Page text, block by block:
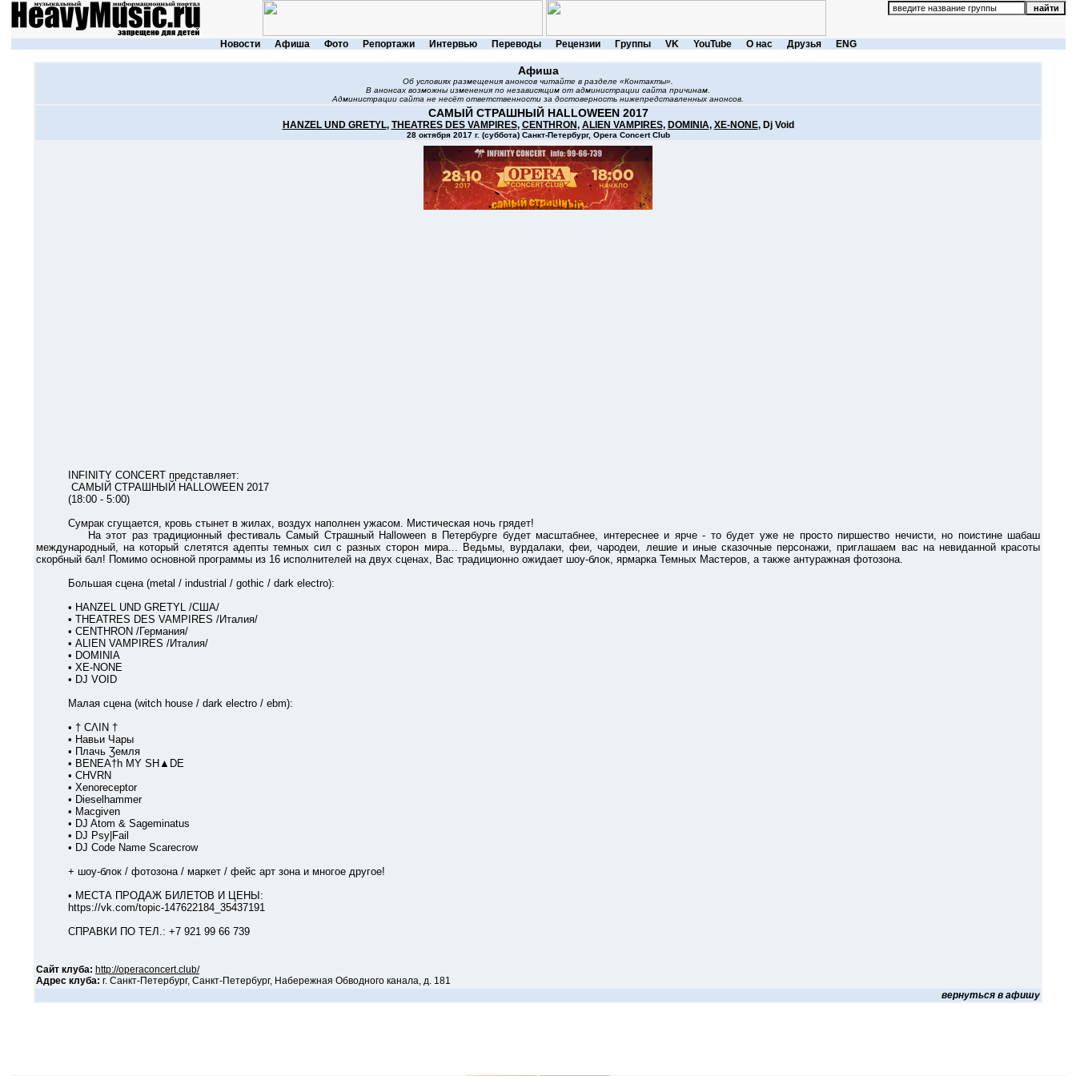
Новости Афиша Фото Репортажи Интервью Переводы Рецензии Группы VK YouTube О нас Друзья ENG
Афиша
Об условиях размещения анонсов читайте в разделе «Контакты».
В анонсах возможны изменения по независящим от администрации сайта причинам.
Администрации сайта не несёт ответственности за достоверность нижепредставленных анонсов.
САМЫЙ СТРАШНЫЙ HALLOWEEN 2017
HANZEL UND GRETYL, THEATRES DES VAMPIRES, CENTHRON, ALIEN VAMPIRES, DOMINIA, XE-NONE, Dj Void
28 октября 2017 г. (суббота) Санкт-Петербург, Opera Concert Club
INFINITY CONCERT представляет:
САМЫЙ СТРАШНЫЙ HALLOWEEN 2017
(18:00 - 5:00)
Сумрак сгущается, кровь стынет в жилах, воздух наполнен ужасом. Мистическая ночь грядет!
На этот раз традиционный фестиваль Самый Страшный Halloween в Петербурге будет масштабнее, интереснее и ярче - то будет уже не просто пиршество нечисти, но поистине шабаш
международный, на который слетятся адепты темных сил с разных сторон мира... Ведьмы, вурдалаки, феи, чародеи, лешие и иные сказочные персонажи, приглашаем вас на невиданной красоты
скорбный бал! Помимо основной программы из 16 исполнителей на двух сценах, Вас традиционно ожидает шоу-блок, ярмарка Темных Мастеров, а также антуражная фотозона.
Большая сцена (metal / industrial / gothic / dark electro):
• HANZEL UND GRETYL /США/
• THEATRES DES VAMPIRES /Италия/
• CENTHRON /Германия/
• ALIEN VAMPIRES /Италия/
• DOMINIA
• XE-NONE
• DJ VOID
Малая сцена (witch house / dark electro / ebm):
• † CΛIN †
• Навьи Чары
• Πлачь Ʒемля
• BENEA†h MY SH▲DE
• CHVRN
• Xenoreceptor
• Dieselhammer
• Macgiven
• DJ Atom & Sageminatus
• DJ Psy|Fail
• DJ Code Name Scarecrow
+ шоу-блок / фотозона / маркет / фейс арт зона и многое другое!
• МЕСТА ПРОДАЖ БИЛЕТОВ И ЦЕНЫ:
https://vk.com/topic-147622184_35437191
СПРАВКИ ПО ТЕЛ.: +7 921 99 66 739
Сайт клуба: http://operaconcert.club/
Адрес клуба: г. Санкт-Петербург, Санкт-Петербург, Набережная Обводного канала, д. 181
вернуться в афишу